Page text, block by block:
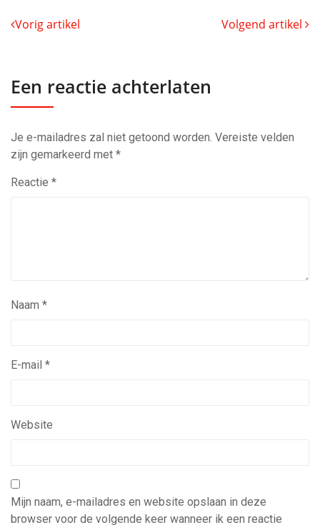
Vorig artikel Volgend artikel
Een reactie achterlaten
Je e-mailadres zal niet getoond worden. Vereiste velden
zijn gemarkeerd met *
Reactie *
Naam *
E-mail *
Website
Mijn naam, e-mailadres en website opslaan in deze
browser voor de volgende keer wanneer ik een reactie